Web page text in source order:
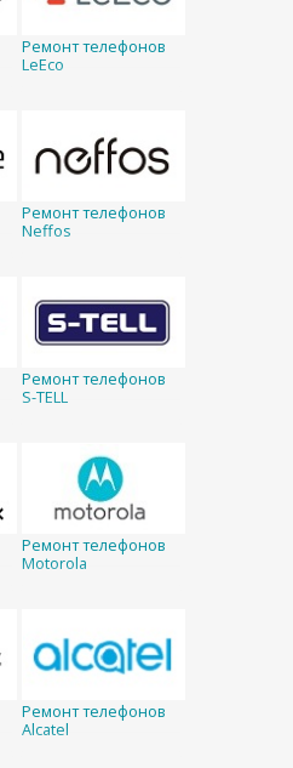
Ремонт телефонов
LeEco
Ремонт телефонов
Neffos
Ремонт телефонов
S-TELL
Ремонт телефонов
Motorola
Ремонт телефонов
Alcatel